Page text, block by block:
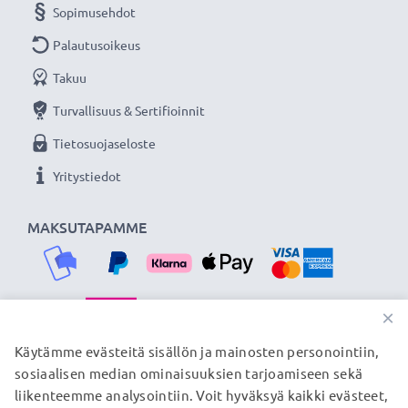
Sisältää DC coupler akkuadapterin (dummy-akku): DR-
700 / DR-DC700 (työnnetään paristokoteloon - Korvaa
akun NB-2L, BP-2L)
Jatkuvasti virtaa Canon kameraasi subtel
verkkolaitteella. Tilaa nyt, 3 vuoden takuu!
MAKSUTAPAMME
Sopimusehdot
Palautusoikeus
Takuu
Turvallisuus & Sertifioinnit
Tietosuojaseloste
Yritystiedot
TOIMITUSKUMPPANIMME
×
Käytämme evästeitä sisällön ja mainosten personointiin,
sosiaalisen median ominaisuuksien tarjoamiseen sekä
liikenteemme analysointiin. Voit hyväksyä kaikki evästeet,